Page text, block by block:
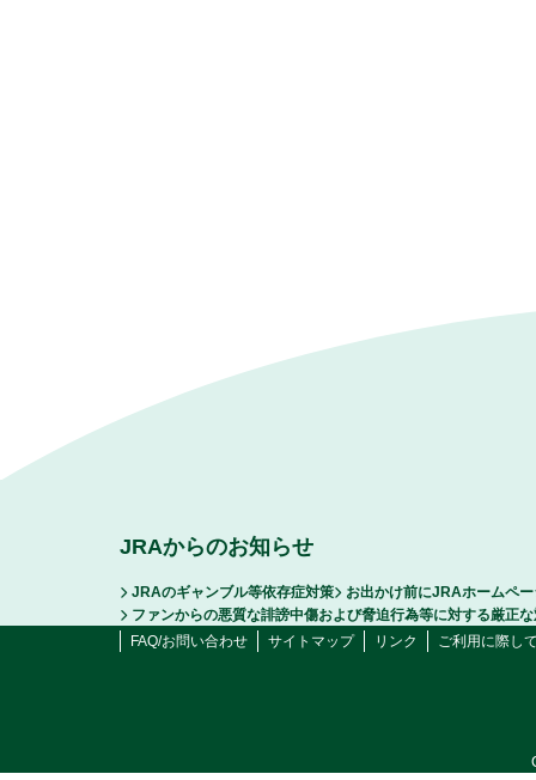
JRAからのお知らせ
JRAのギャンブル等依存症対策
お出かけ前にJRAホームペ
ファンからの悪質な誹謗中傷および脅迫行為等に対する厳正
FAQ/お問い合わせ
サイトマップ リンク ご利用に際し